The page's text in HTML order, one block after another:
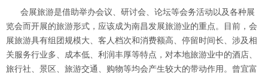
会展旅游是借助举办会议、研讨会、论坛等会务活动以及各种展
览会而开展的旅游形式，应该成为南昌发展旅游业的重点。目前，会
展旅游具有组团规模大、客人档次和消费额高、停留时间长、涉及相
关服务行业多、成本低、利润丰厚等特点，对本地旅游业中的酒店、
旅行社、景区、旅游交通、购物等均会产生较大的带动作用。曾宜富